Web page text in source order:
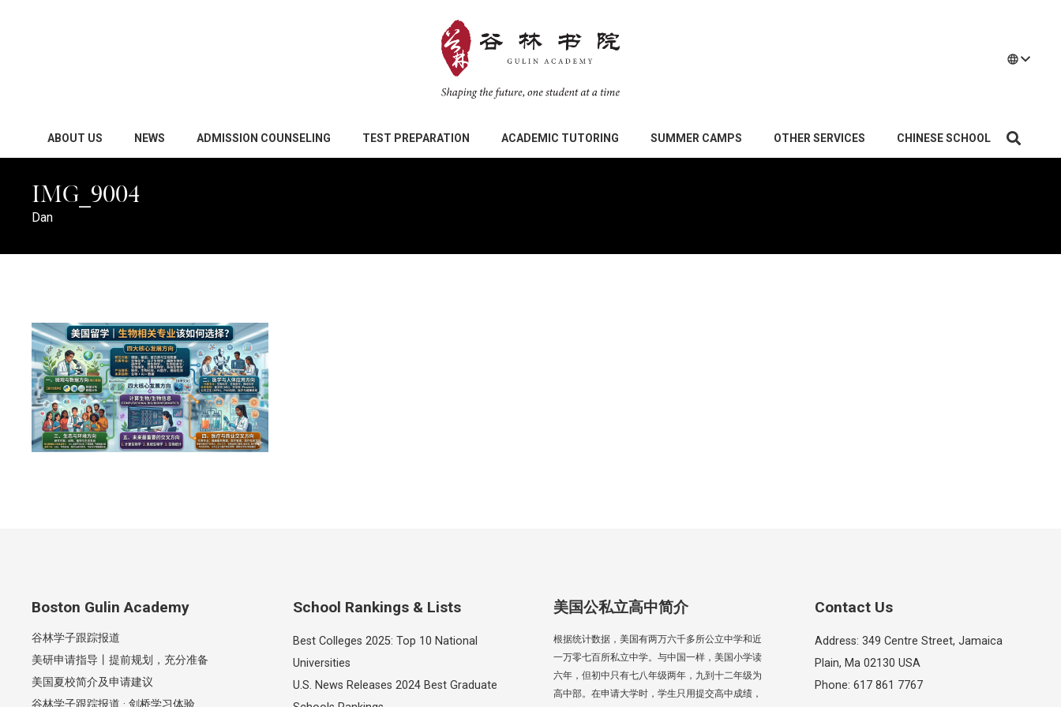
language
ABOUT US NEWS ADMISSION COUNSELING TEST PREPARATION ACADEMIC TUTORING SUMMER CAMPS OTHER SERVICES CHINESE SCHOOL
IMG_9004
Dan
Boston Gulin Academy
谷林学子跟踪报道
美研申请指导丨提前规划，充分准备
美国夏校简介及申请建议
谷林学子跟踪报道 · 剑桥学习体验
School Rankings & Lists
Best Colleges 2025: Top 10 National
Universities
U.S. News Releases 2024 Best Graduate
美国公私立高中简介
根据统计数据，美国有两万六千多所公立中学和近
一万零七百所私立中学。与中国一样，美国小学读
六年，但初中只有七八年级两年，九到十二年级为
高中部。在申请大学时，学生只用提交高中成绩，
Contact Us
Address: 349 Centre Street, Jamaica
Plain, Ma 02130 USA
Phone: 617 861 7767